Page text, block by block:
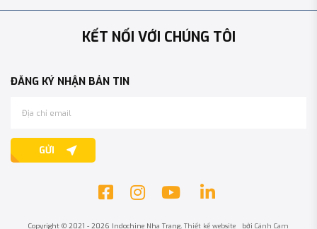
KẾT NỐI VỚI CHÚNG TÔI
ĐĂNG KÝ NHẬN BẢN TIN
GỬI
Copyright © 2021 - 2026 Indochine Nha Trang. Thiết kế website bởiCánh Cam